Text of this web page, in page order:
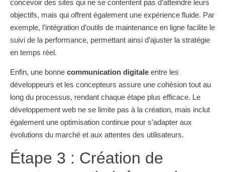
concevoir des sites qui ne se contentent pas d’atteindre leurs
objectifs, mais qui offrent également une expérience fluide. Par
exemple, l’intégration d’outils de maintenance en ligne facilite le
suivi de la performance, permettant ainsi d’ajuster la stratégie
en temps réel.
Enfin, une bonne communication digitale entre les
développeurs et les concepteurs assure une cohésion tout au
long du processus, rendant chaque étape plus efficace. Le
développement web ne se limite pas à la création, mais inclut
également une optimisation continue pour s’adapter aux
évolutions du marché et aux attentes des utilisateurs.
Étape 3 : Création de